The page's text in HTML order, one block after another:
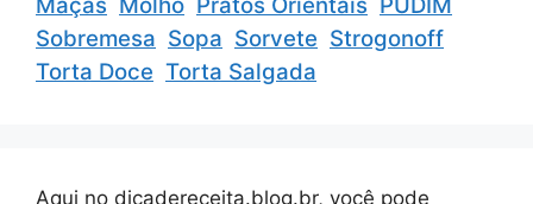
Maçãs Molho Pratos Orientais PUDIM
Sobremesa Sopa Sorvete Strogonoff
Torta Doce Torta Salgada
Aqui no dicadereceita.blog.br, você pode